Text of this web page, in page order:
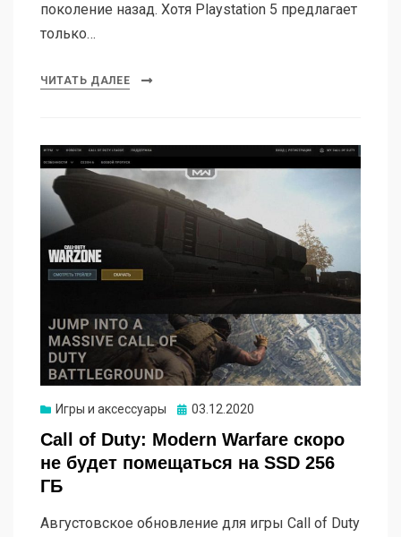
поколение назад. Хотя Playstation 5 предлагает
только…
ЧИТАТЬ ДАЛЕЕ
Игры и аксессуары Опубликовано
03.12.2020
Call of Duty: Modern Warfare скоро
не будет помещаться на SSD 256
ГБ
Августовское обновление для игры Call of Duty